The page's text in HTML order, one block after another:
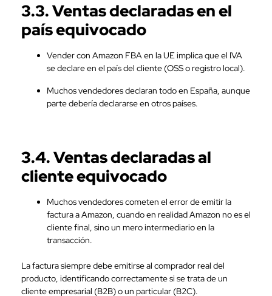
3.3. Ventas declaradas en el
país equivocado
Vender con Amazon FBA en la UE implica que el IVA
se declare en el país del cliente (OSS o registro local).
Muchos vendedores declaran todo en España, aunque
parte debería declararse en otros países.
3.4. Ventas declaradas al
cliente equivocado
Muchos vendedores cometen el error de emitir la
factura a Amazon, cuando en realidad Amazon no es el
cliente final, sino un mero intermediario en la
transacción.
La factura siempre debe emitirse al comprador real del
producto, identificando correctamente si se trata de un
cliente empresarial (B2B) o un particular (B2C).